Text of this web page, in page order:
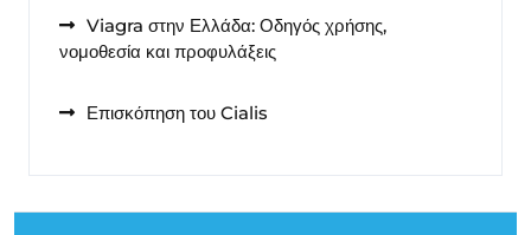
Viagra στην Ελλάδα: Οδηγός χρήσης,
νομοθεσία και προφυλάξεις
Επισκόπηση του Cialis